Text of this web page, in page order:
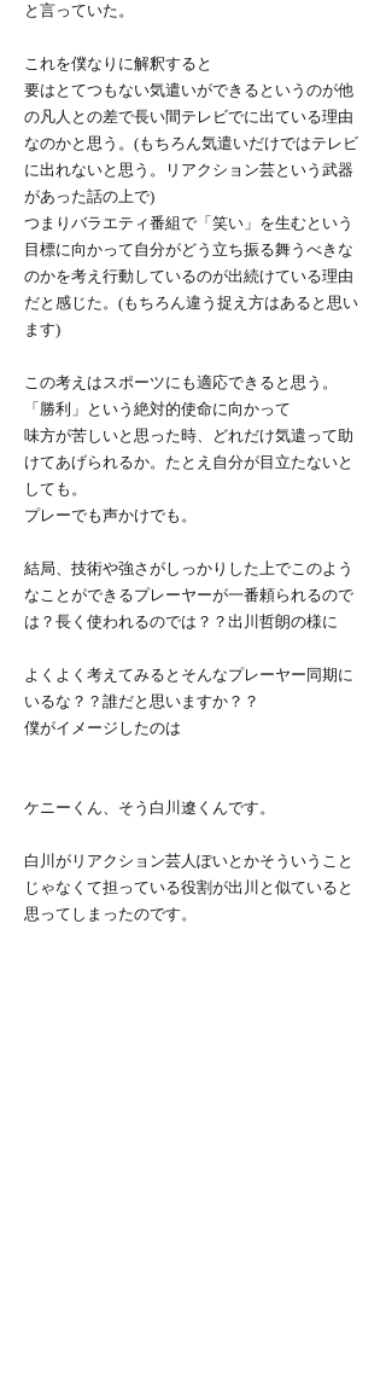
と言っていた。
これを僕なりに解釈すると
要はとてつもない気遣いができるというのが他
の凡人との差で長い間テレビでに出ている理由
なのかと思う。(もちろん気遣いだけではテレビ
に出れないと思う。リアクション芸という武器
があった話の上で)
つまりバラエティ番組で「笑い」を生むという
目標に向かって自分がどう立ち振る舞うべきな
のかを考え行動しているのが出続けている理由
だと感じた。(もちろん違う捉え方はあると思い
ます)
この考えはスポーツにも適応できると思う。
「勝利」という絶対的使命に向かって
味方が苦しいと思った時、どれだけ気遣って助
けてあげられるか。たとえ自分が目立たないと
しても。
プレーでも声かけでも。
結局、技術や強さがしっかりした上でこのよう
なことができるプレーヤーが一番頼られるので
は？長く使われるのでは？？出川哲朗の様に
よくよく考えてみるとそんなプレーヤー同期に
いるな？？誰だと思いますか？？
僕がイメージしたのは
ケニーくん、そう白川遼くんです。
白川がリアクション芸人ぽいとかそういうこと
じゃなくて担っている役割が出川と似ていると
思ってしまったのです。